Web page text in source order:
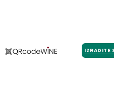
IZRADITE